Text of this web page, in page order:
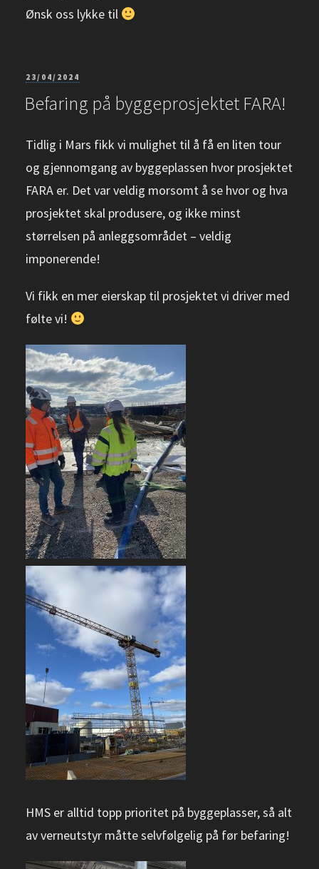
Ønsk oss lykke til
PUBLISERT
23/04/2024
Befaring på byggeprosjektet FARA!
Tidlig i Mars fikk vi mulighet til å få en liten tour
og gjennomgang av byggeplassen hvor prosjektet
FARA er. Det var veldig morsomt å se hvor og hva
prosjektet skal produsere, og ikke minst
størrelsen på anleggsområdet – veldig
imponerende!
Vi fikk en mer eierskap til prosjektet vi driver med
følte vi!
HMS er alltid topp prioritet på byggeplasser, så alt
av verneutstyr måtte selvfølgelig på før befaring!